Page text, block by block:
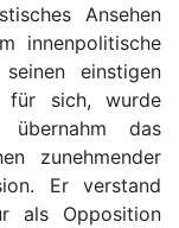
Ansehen
innenpolitische
einstigen
für sich, wurde
übernahm das
zunehmender
Er verstand
als Opposition